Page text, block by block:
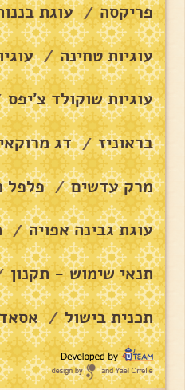
פריקסה / עוגת
עוגיות טחינה /
עוגיות שוקולד צ׳יפס
בראוניז / דג
מרק עדשים / פלפל
עוגת גבינה אפויה /
תנאי שימוש - תקנון
תכנית בישול /